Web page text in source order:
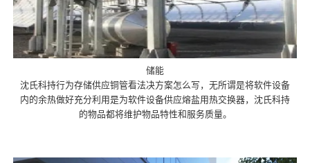
储能
沈氏科持行为存储供应铜管看法决方案怎么写，无所谓是将软件设备
内的余热做好充分利用是为软件设备供应熔盐用热交换器，沈氏科持
的物品都将维护物品特性和服务质量。